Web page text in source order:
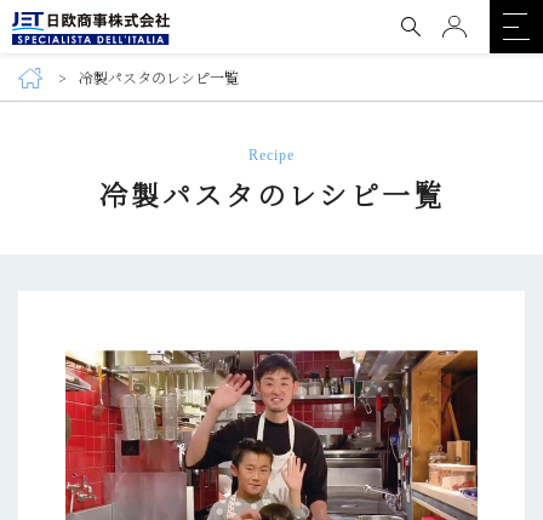
冷製パスタのレシピ一覧
Recipe
冷製パスタのレシピ一覧